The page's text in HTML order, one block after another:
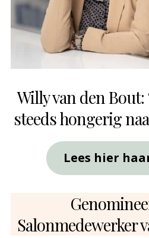
Willy van den Bout:
steeds hongerig
Lees hier
Salonmedewerker